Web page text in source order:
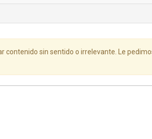
contenido sin sentido o irrelevante. Le